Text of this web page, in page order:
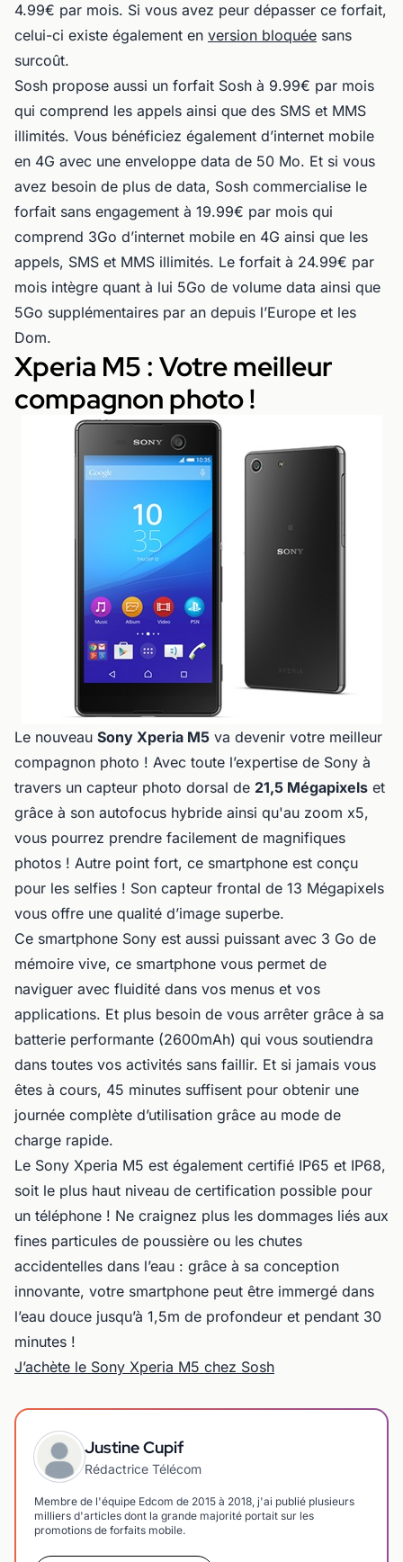
4.99€ par mois. Si vous avez peur dépasser ce forfait,
celui-ci existe également en version bloquée sans
surcoût.
Sosh propose aussi un forfait Sosh à 9.99€ par mois
qui comprend les appels ainsi que des SMS et MMS
illimités. Vous bénéficiez également d’internet mobile
en 4G avec une enveloppe data de 50 Mo. Et si vous
avez besoin de plus de data, Sosh commercialise le
forfait sans engagement à 19.99€ par mois qui
comprend 3Go d’internet mobile en 4G ainsi que les
appels, SMS et MMS illimités. Le forfait à 24.99€ par
mois intègre quant à lui 5Go de volume data ainsi que
5Go supplémentaires par an depuis l’Europe et les
Dom.
Xperia M5 : Votre meilleur
compagnon photo !
Le nouveau Sony Xperia M5 va devenir votre meilleur
compagnon photo ! Avec toute l’expertise de Sony à
travers un capteur photo dorsal de 21,5 Mégapixels et
grâce à son autofocus hybride ainsi qu'au zoom x5,
vous pourrez prendre facilement de magnifiques
photos ! Autre point fort, ce smartphone est conçu
pour les selfies ! Son capteur frontal de 13 Mégapixels
vous offre une qualité d’image superbe.
Ce smartphone Sony est aussi puissant avec 3 Go de
mémoire vive, ce smartphone vous permet de
naviguer avec fluidité dans vos menus et vos
applications. Et plus besoin de vous arrêter grâce à sa
batterie performante (2600mAh) qui vous soutiendra
dans toutes vos activités sans faillir. Et si jamais vous
êtes à cours, 45 minutes suffisent pour obtenir une
journée complète d’utilisation grâce au mode de
charge rapide.
Le Sony Xperia M5 est également certifié IP65 et IP68,
soit le plus haut niveau de certification possible pour
un téléphone ! Ne craignez plus les dommages liés aux
fines particules de poussière ou les chutes
accidentelles dans l’eau : grâce à sa conception
innovante, votre smartphone peut être immergé dans
l’eau douce jusqu’à 1,5m de profondeur et pendant 30
minutes !
J’achète le Sony Xperia M5 chez Sosh
Justine Cupif
Rédactrice Télécom
Membre de l'équipe Edcom de 2015 à 2018, j'ai publié plusieurs
milliers d'articles dont la grande majorité portait sur les
promotions de forfaits mobile.